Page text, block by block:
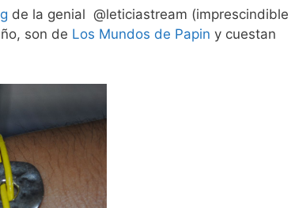
de la genial @leticiastream (imprescindible
son de Los Mundos de Papin y cuestan